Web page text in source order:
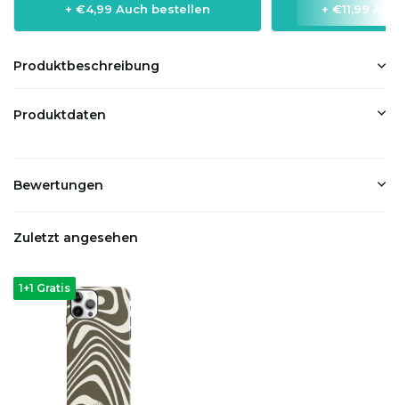
+ €4,99 Auch bestellen + €11,99
Produktbeschreibung
Produktdaten
Bewertungen
Zuletzt angesehen
1+1 Gratis